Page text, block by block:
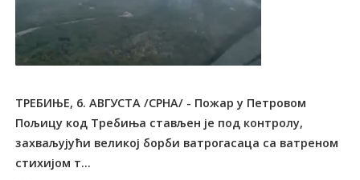
ТРЕБИЊЕ, 6. АВГУСТА /СРНА/ - Пожар у Петровом
Пољицу код Tребиња стављен је под контролу,
захваљујући великој борби ватрогасаца са ватреном
стихијом т...